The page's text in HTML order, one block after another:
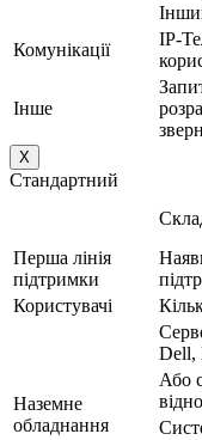
Комунікації
IP-
Інше
X
Стандартний
Перша лінія
підтримки
Користувачі
Наземне
обладнання
Dell,
Або